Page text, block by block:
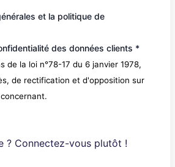
et la politique de
des données clients *
de la loi n°78-17 du 6 janvier 1978,
de rectification et d'opposition sur
? Connectez-vous plutôt !